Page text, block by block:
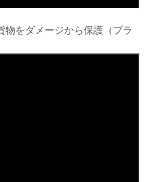
物をダメージから保護（プラ